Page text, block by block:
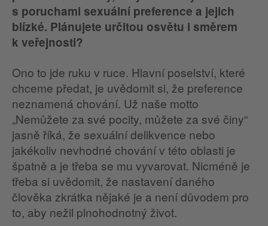
s poruchami sexuální preference a jejich
blízké. Plánujete určitou osvětu i směrem
k veřejnosti?
Ono to jde ruku v ruce. Hlavní poselství, které
chceme předat, je uvědomit si, že preference
neznamená chování. Už naše motto
„Nemůžete za své pocity, můžete za své činy“
jasně říká, že sexuální delikvence nebo
jakékoliv nevhodné chování v této oblasti je
špatně a je třeba se mu vyvarovat. Nicméně je
třeba si uvědomit, že nastavení daného
člověka zkrátka nějaké je a není důvodem pro
to, aby nežil plnohodnotný život.